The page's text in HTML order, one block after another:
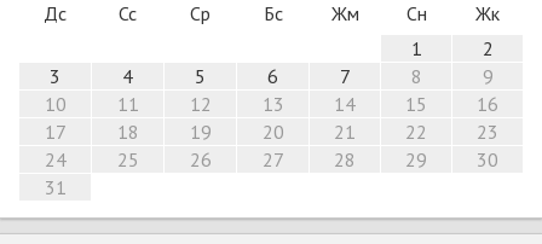
Дс Сс Ср Бс Жм Сн
Жк
1
2
3
4 5 6 7 8
9
10
11 12 13 14 15
16
17
18 19 20 21 22
23
24
25 26 27 28 29
30
31